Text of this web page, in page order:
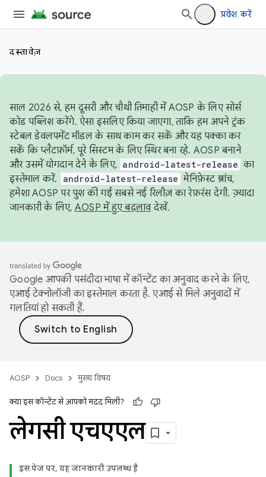
प्रवेश करें
दस्तावेज़
साल 2026 से, हम दूसरी और चौथी तिमाही में AOSP के लिए सोर्स
कोड पब्लिश करेंगे. ऐसा इसलिए किया जाएगा, ताकि हम अपने ट्रंक
स्टेबल डेवलपमेंट मॉडल के साथ काम कर सकें और यह पक्का कर
सकें कि प्लैटफ़ॉर्म, पूरे सिस्टम के लिए स्थिर बना रहे. AOSP बनाने
और उसमें योगदान देने के लिए, android-latest-release का
इस्तेमाल करें.
android-latest-release मेनिफ़ेस्ट ब्रांच,
हमेशा AOSP पर पुश की गई सबसे नई रिलीज़ का रेफ़रंस देगी. ज़्यादा
जानकारी के लिए, AOSP में हुए बदलावदेखें.
Google आपकी पसंदीदा भाषा में कॉन्टेंट का अनुवाद करने के लिए,
एआई टेक्नोलॉजी का इस्तेमाल करता है. एआई से मिले अनुवादों में
गलतियां हो सकती हैं.
AOSP Docs मुख्य विषय
क्या इस कॉन्टेंट से आपको मदद मिली?
लेगसी एचएएल
इस पेज पर, यह जानकारी उपलब्ध है